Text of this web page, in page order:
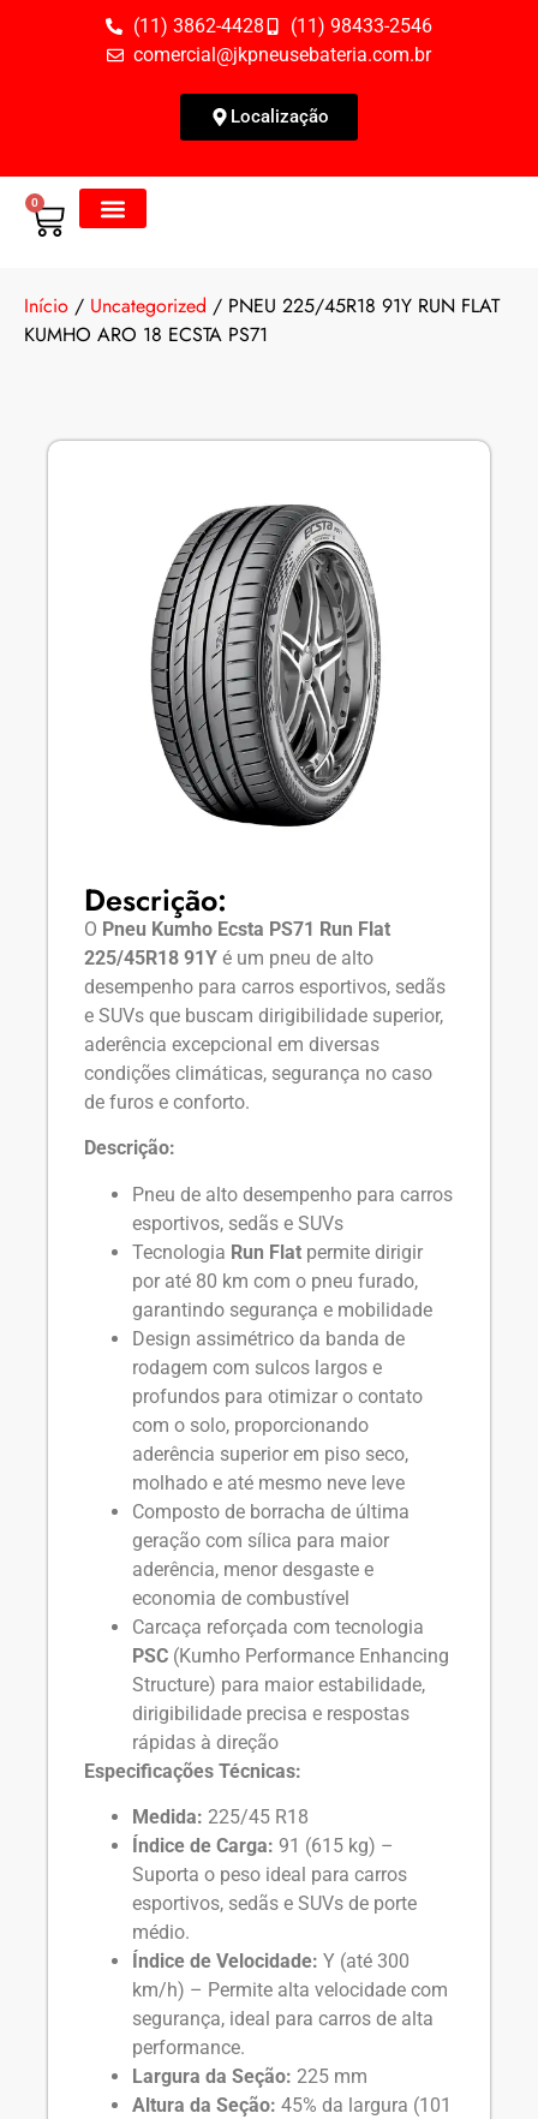
(11) 3862-4428
(11) 98433-2546
comercial@jkpneusebateria.com.br
Localização
0
Início / Uncategorized / PNEU 225/45R18 91Y RUN FLAT
KUMHO ARO 18 ECSTA PS71
Descrição:
O Pneu Kumho Ecsta PS71 Run Flat
225/45R18 91Y é um pneu de alto
desempenho para carros esportivos, sedãs
e SUVs que buscam dirigibilidade superior,
aderência excepcional em diversas
condições climáticas, segurança no caso
de furos e conforto.
Descrição:
Pneu de alto desempenho para carros
esportivos, sedãs e SUVs
Tecnologia Run Flat permite dirigir
por até 80 km com o pneu furado,
garantindo segurança e mobilidade
Design assimétrico da banda de
rodagem com sulcos largos e
profundos para otimizar o contato
com o solo, proporcionando
aderência superior em piso seco,
molhado e até mesmo neve leve
Composto de borracha de última
geração com sílica para maior
aderência, menor desgaste e
economia de combustível
Carcaça reforçada com tecnologia
PSC (Kumho Performance Enhancing
Structure) para maior estabilidade,
dirigibilidade precisa e respostas
rápidas à direção
Especificações Técnicas:
Medida: 225/45 R18
Índice de Carga: 91 (615 kg) –
Suporta o peso ideal para carros
esportivos, sedãs e SUVs de porte
médio.
Índice de Velocidade: Y (até 300
km/h) – Permite alta velocidade com
segurança, ideal para carros de alta
performance.
Largura da Seção: 225 mm
Altura da Seção: 45% da largura (101